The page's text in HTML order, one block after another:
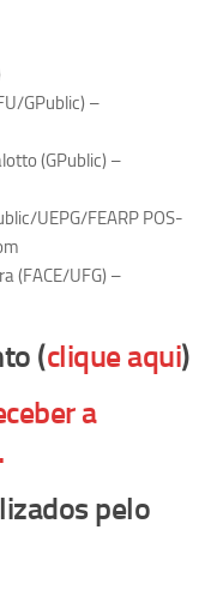
GPublic) –
(GPublic) –
UEPG/FEARP POS-
(FACE/UFG) –
(clique aqui)
a
pelo